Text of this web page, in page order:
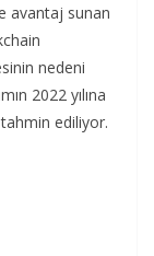
avantaj sunan
nedeni
2022 yılına
ediliyor.